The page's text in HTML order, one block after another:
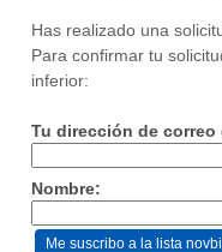
Has realizado una
Para confirmar tu
inferior:
Tu dirección de
Nombre: